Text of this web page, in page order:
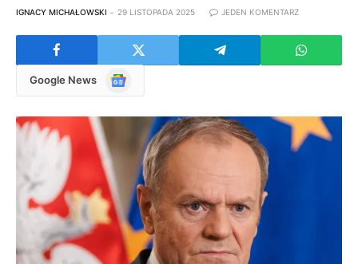
IGNACY MICHAŁOWSKI 29 LISTOPADA 2025 JEDEN KOMENTARZ
Google News
Google